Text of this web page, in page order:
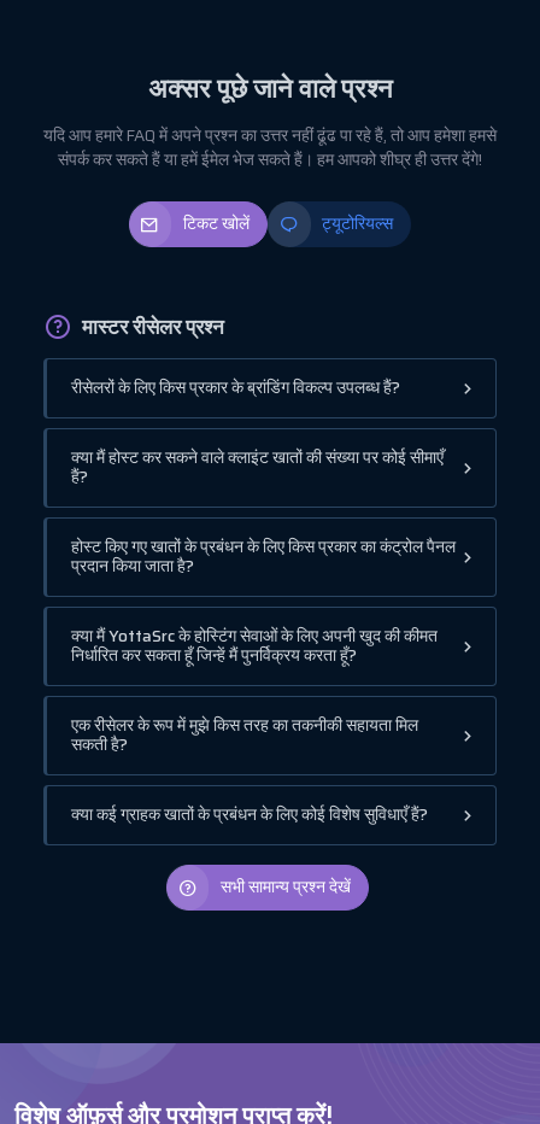
अक्सर पूछे जाने वाले प्रश्न
यदि आप हमारे FAQ में अपने प्रश्न का उत्तर नहीं ढूंढ पा रहे हैं, तो आप हमेशा हमसे
संपर्क कर सकते हैं या हमें ईमेल भेज सकते हैं। हम आपको शीघ्र ही उत्तर देंगे!
टिकट खोलें ट्यूटोरियल्स
मास्टर रीसेलर प्रश्न
रीसेलरों के लिए किस प्रकार के ब्रांडिंग विकल्प उपलब्ध हैं?
क्या मैं होस्ट कर सकने वाले क्लाइंट खातों की संख्या पर कोई सीमाएँ
हैं?
होस्ट किए गए खातों के प्रबंधन के लिए किस प्रकार का कंट्रोल पैनल
प्रदान किया जाता है?
क्या मैं YottaSrc के होस्टिंग सेवाओं के लिए अपनी खुद की कीमत
निर्धारित कर सकता हूँ जिन्हें मैं पुनर्विक्रय करता हूँ?
एक रीसेलर के रूप में मुझे किस तरह का तकनीकी सहायता मिल
सकती है?
क्या कई ग्राहक खातों के प्रबंधन के लिए कोई विशेष सुविधाएँ हैं?
सभी सामान्य प्रश्न देखें
विशेष ऑफ़र्स और प्रमोशन प्राप्त करें!